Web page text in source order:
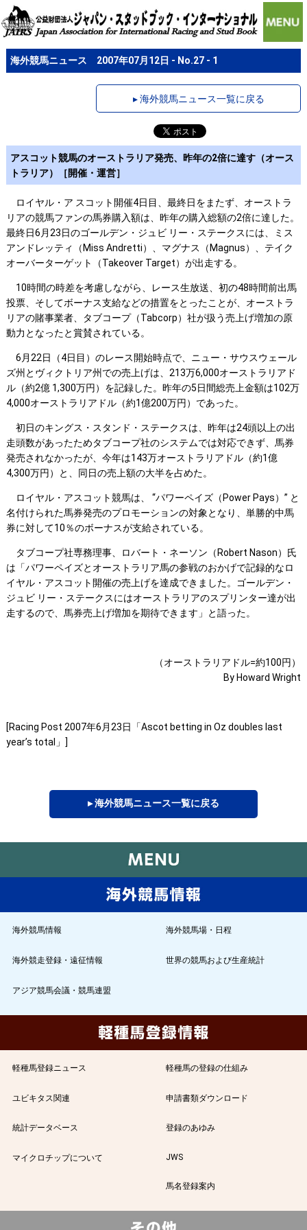
海外競馬ニュース 2007年07月12日 - No.27 - 1
▸ 海外競馬ニュース一覧に戻る
アスコット競馬のオーストラリア発売、昨年の2倍に達す（オース
トラリア）［開催・運営］
ロイヤル・ア スコット開催4日目、最終日をまたず、オーストラ
リアの競馬ファンの馬券購入額は、昨年の購入総額の2倍に達した。
最終日6月23日のゴールデン・ジュビ リー・ステークスには、ミス
アンドレッティ（Miss Andretti）、マグナス（Magnus）、テイク
オーバーターゲット（Takeover Target）が出走する。
10時間の時差を考慮しながら、レース生放送、初の48時間前出馬
投票、そしてボーナス支給などの措置をとったことが、オーストラ
リアの賭事業者、タブコープ（Tabcorp）社が扱う売上げ増加の原
動力となったと賞賛されている。
6月22日（4日目）のレース開始時点で、ニュー・サウスウェール
ズ州とヴィクトリア州での売上げは、213万6,000オーストラリアド
ル（約2億 1,300万円）を記録した。昨年の5日間総売上金額は102万
4,000オーストラリアドル（約1億200万円）であった。
初日のキングス・スタンド・ステークスは、昨年は24頭以上の出
走頭数があったためタブコープ社のシステムでは対応できず、馬券
発売されなかったが、今年は143万オーストラリアドル（約1億
4,300万円）と、同日の売上額の大半を占めた。
ロイヤル・アスコット競馬は、 “パワーペイズ（Power Pays）” と
名付けられた馬券発売のプロモーションの対象となり、単勝的中馬
券に対して10％のボーナスが支給されている。
タブコープ社専務理事、ロバート・ネーソン（Robert Nason）氏
は「パワーペイズとオーストラリア馬の参戦のおかげで記録的なロ
イヤル・アスコット開催の売上げを達成できました。ゴールデン・
ジュビ リー・ステークスにはオーストラリアのスプリンター達が出
走するので、馬券売上げ増加を期待できます」と語った。
（オーストラリアドル=約100円）
By Howard Wright
[Racing Post 2007年6月23日「Ascot betting in Oz doubles last
year’s total」]
▸ 海外競馬ニュース一覧に戻る
海外競馬情報 海外競馬場・日程
海外競走登録・遠征情報 世界の競馬および生産統計
アジア競馬会議・競馬連盟
軽種馬登録ニュース 軽種馬の登録の仕組み
ユビキタス関連 申請書類ダウンロード
統計データベース 登録のあゆみ
マイクロチップについて JWS
馬名登録案内